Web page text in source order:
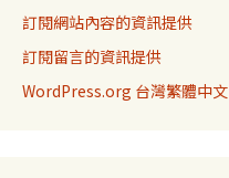
訂閱網站內容的資訊提供
訂閱留言的資訊提供
WordPress.org 台灣繁體中文